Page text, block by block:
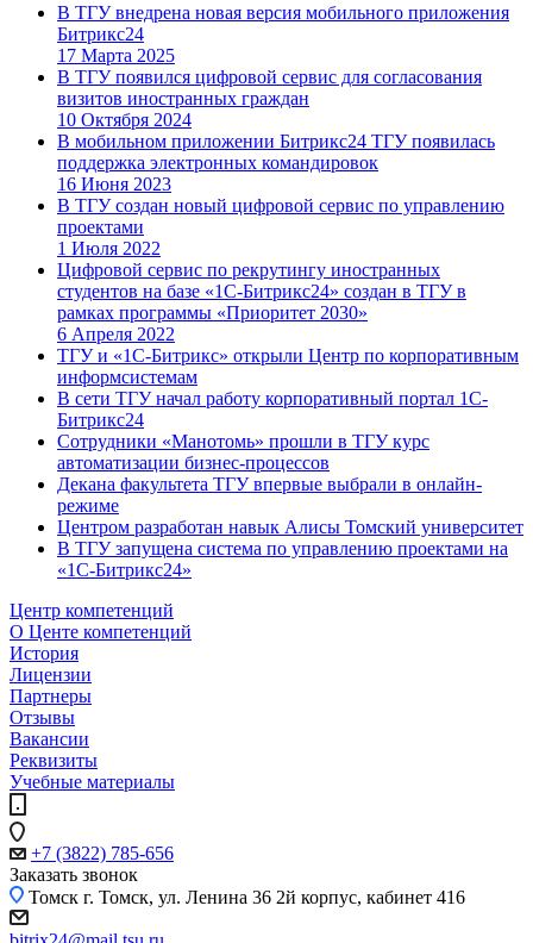
В ТГУ внедрена новая версия мобильного приложения
Битрикс24
17 Марта 2025
В ТГУ появился цифровой сервис для согласования
визитов иностранных граждан
10 Октября 2024
В мобильном приложении Битрикс24 ТГУ появилась
поддержка электронных командировок
16 Июня 2023
В ТГУ создан новый цифровой сервис по управлению
проектами
1 Июля 2022
Цифровой сервис по рекрутингу иностранных
студентов на базе «1С-Битрикс24» создан в ТГУ в
рамках программы «Приоритет 2030»
6 Апреля 2022
ТГУ и «1С-Битрикс» открыли Центр по корпоративным
информсистемам
В сети ТГУ начал работу корпоративный портал 1С-
Битрикс24
Сотрудники «Манотомь» прошли в ТГУ курс
автоматизации бизнес-процессов
Декана факультета ТГУ впервые выбрали в онлайн-
режиме
Центром разработан навык Алисы Томский университет
В ТГУ запущена система по управлению проектами на
«1С-Битрикс24»
Центр компетенций
О Центе компетенций
История
Лицензии
Партнеры
Отзывы
Вакансии
Реквизиты
Учебные материалы
+7 (3822) 785-656
Заказать звонок
Томск г. Томск, ул. Ленина 36 2й корпус, кабинет 416